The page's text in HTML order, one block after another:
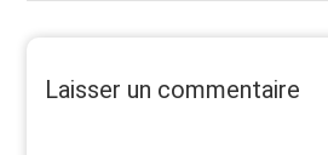
Laisser un commentaire